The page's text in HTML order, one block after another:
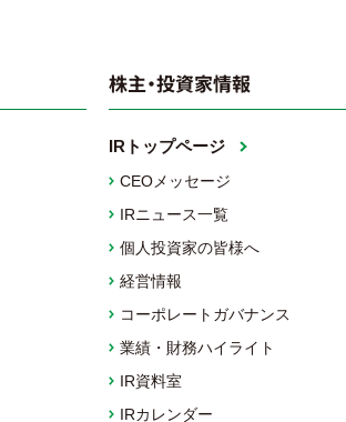
株主・投資家情報
IRトップページ
CEOメッセージ
IRニュース一覧
個人投資家の皆様へ
経営情報
コーポレートガバナンス
業績・財務ハイライト
IR資料室
IRカレンダー